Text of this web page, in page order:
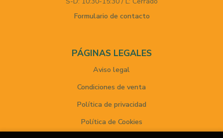
Formulario de contacto
PÁGINAS LEGALES
Aviso legal
Condiciones de venta
Política de privacidad
Política de Cookies